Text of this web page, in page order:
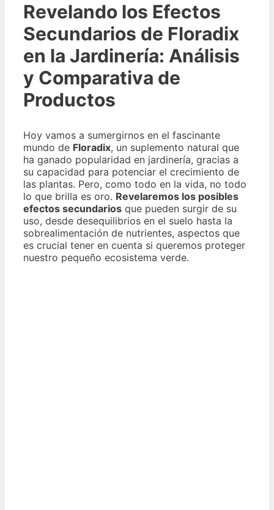
Revelando los Efectos
Secundarios de Floradix
en la Jardinería: Análisis
y Comparativa de
Productos
Hoy vamos a sumergirnos en el fascinante
mundo de Floradix, un suplemento natural que
ha ganado popularidad en jardinería, gracias a
su capacidad para potenciar el crecimiento de
las plantas. Pero, como todo en la vida, no todo
lo que brilla es oro. Revelaremos los posibles
efectos secundarios que pueden surgir de su
uso, desde desequilibrios en el suelo hasta la
sobrealimentación de nutrientes, aspectos que
es crucial tener en cuenta si queremos proteger
nuestro pequeño ecosistema verde.